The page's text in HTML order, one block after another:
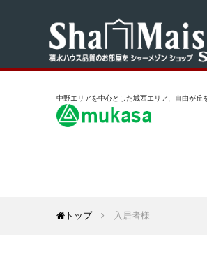
中野エリアを中心とした城西エリア、自由が丘
トップ 入居者様